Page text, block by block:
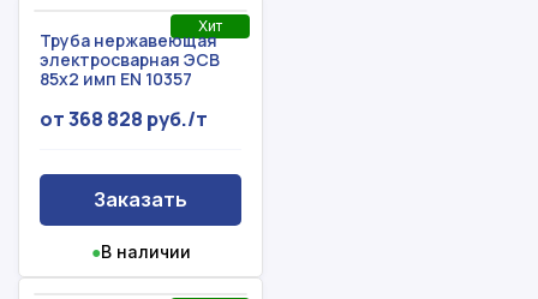
Хит
Труба нержавеющая
электросварная ЭСВ
85x2 имп EN 10357
от 368 828 руб./т
Заказать
●В наличии